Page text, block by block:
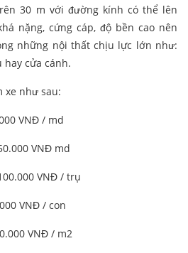
30 m với đường kính có thể lên
nặng, cứng cáp, độ bền cao nên
những nội thất chịu lực lớn như:
hay cửa cánh.
xe như sau:
VNĐ / md
VNĐ md
VNĐ / trụ
VNĐ / con
VNĐ / m2